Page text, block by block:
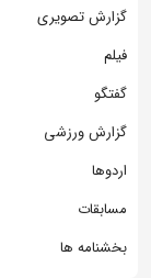
گزارش تصویری
فیلم
گفتگو
گزارش ورزشی
اردوها
مسابقات
بخشنامه ها